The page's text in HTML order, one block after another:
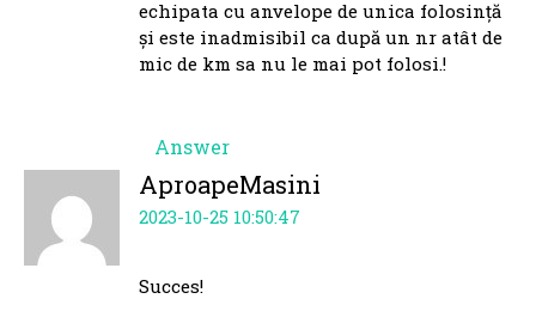
echipata cu anvelope de unica folosință
și este inadmisibil ca după un nr atât de
mic de km sa nu le mai pot folosi.!
Answer
AproapeMasini
2023-10-25 10:50:47
Succes!